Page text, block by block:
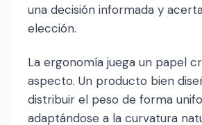
una decisión informada y
elección.
La ergonomía juega un papel
aspecto. Un producto bien
distribuir el peso de forma
adaptándose a la curvatura